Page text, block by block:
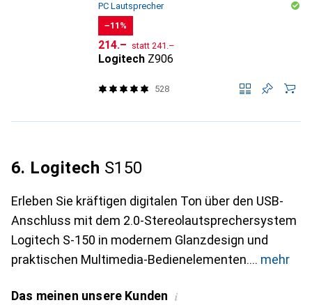
PC Lautsprecher
−11%
CHF
214.– statt CHF
241.–
Logitech Z906
528
6. Logitech S150
Erleben Sie kräftigen digitalen Ton über den USB-
Anschluss mit dem 2.0-Stereolautsprechersystem
Logitech S-150 in modernem Glanzdesign und
praktischen Multimedia-Bedienelementen.
mehr
Das meinen unsere Kunden i